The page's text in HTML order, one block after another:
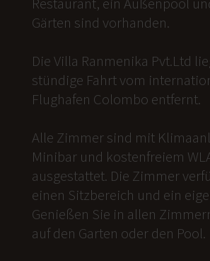
Gärten sind vorhanden.
Die Villa Ranmenika Pvt.Ltd
stündige Fahrt vom
Flughafen Colombo entfernt.
Alle Zimmer sind mit
Minibar und kostenfreiem
ausgestattet. Die Zimmer
einen Sitzbereich und ein
Genießen Sie in allen
auf den Garten oder den Pool.